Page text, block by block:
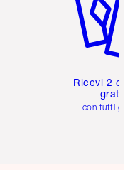
Ricevi 2
con tutti gli